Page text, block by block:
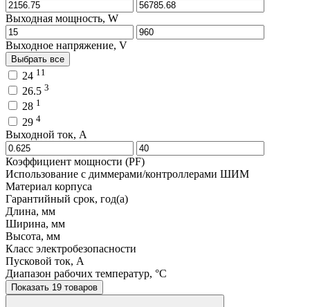
Выходная мощность, W
Выходное напряжение, V
Выбрать все
24 11
26.5 3
28 1
29 4
Выходной ток, A
Коэффициент мощности (PF)
Использование с диммерами/контроллерами ШИМ
Материал корпуса
Гарантийный срок, год(а)
Длина, мм
Ширина, мм
Высота, мм
Класс электробезопасности
Пусковой ток, A
Диапазон рабочих температур, °C
Показать 19 товаров